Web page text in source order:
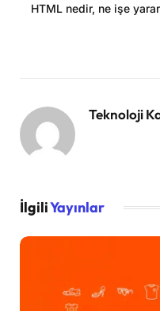
HTML nedir, ne işe
Teknoloji
İlgiliYayınlar